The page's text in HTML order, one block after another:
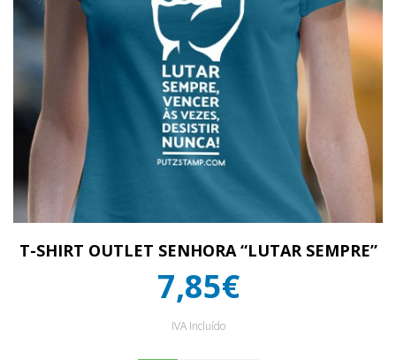
T-SHIRT OUTLET SENHORA “LUTAR SEMPRE”
7,85€
IVA Incluído